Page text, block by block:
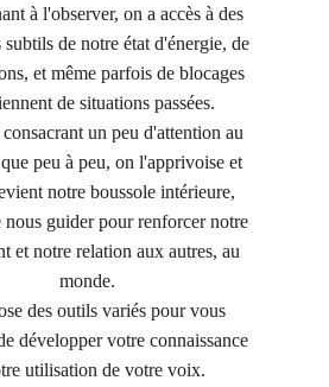
à l'observer, on a accès à des
subtils de notre état d'énergie, de
et même parfois de blocages
de situations passées.
un peu d'attention au
peu à peu, on l'apprivoise et
notre boussole intérieure,
nous guider pour renforcer notre
et notre relation aux autres, au
monde.
des outils variés pour vous
développer votre connaissance
utilisation de votre voix.